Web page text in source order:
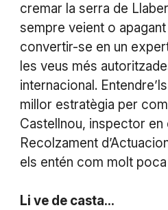
cremar la serra de
sempre veient o
convertir-se en un
les veus més
internacional.
millor estratègia per
Castellnou, inspector en
Recolzament
els entén com molt
Li ve de casta...